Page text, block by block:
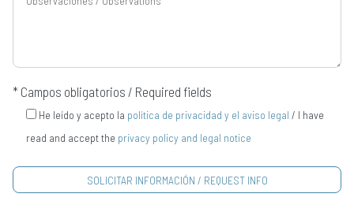
* Campos obligatorios / Required fields
He leído y acepto la política de privacidad y el aviso legal / I have
read and accept the privacy policy and legal notice